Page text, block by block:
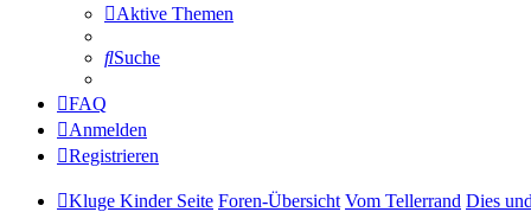
Aktive Themen
Suche
FAQ
Anmelden
Registrieren
Kluge Kinder Seite Foren-Übersicht Vom Tellerrand Dies